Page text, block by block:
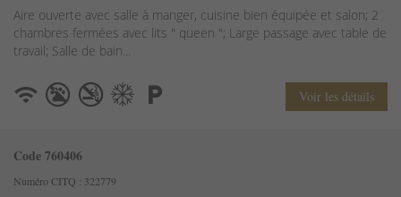
Aire ouverte avec salle à manger, cuisine bien équipée et salon; 2
chambres fermées avec lits " queen "; Large passage avec table de
travail; Salle de bain...
Voir les détails
Code 760406
Numéro CITQ : 322779